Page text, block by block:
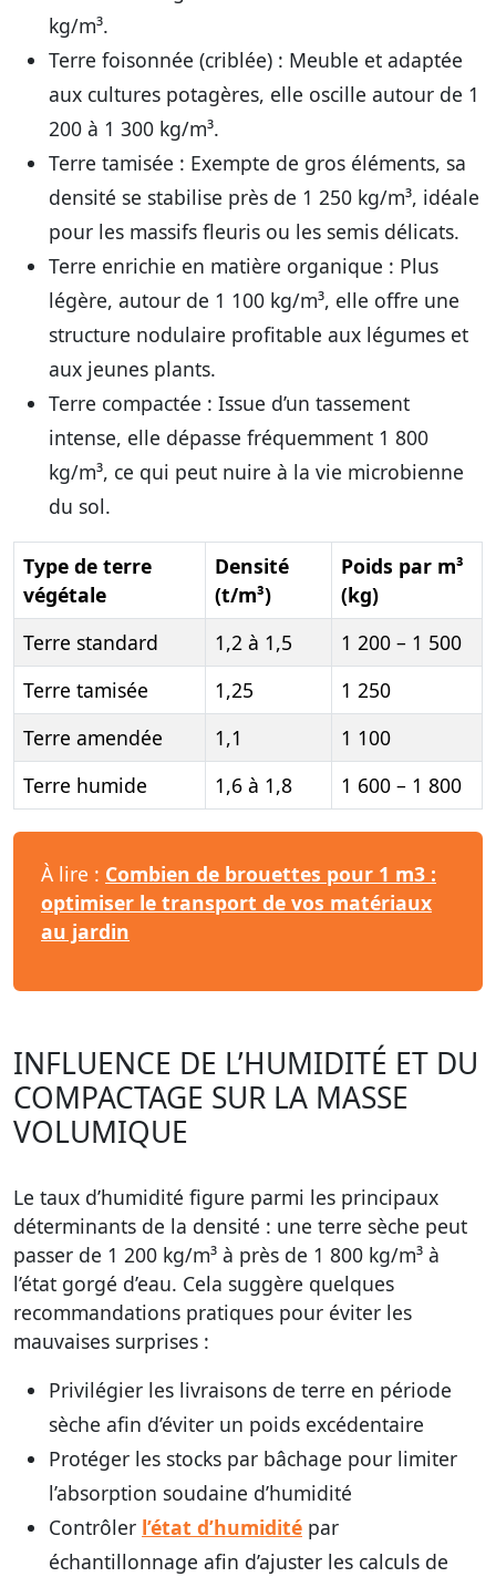
kg/m³.
Terre foisonnée (criblée) : Meuble et adaptée
aux cultures potagères, elle oscille autour de 1
200 à 1 300 kg/m³.
Terre tamisée : Exempte de gros éléments, sa
densité se stabilise près de 1 250 kg/m³, idéale
pour les massifs fleuris ou les semis délicats.
Terre enrichie en matière organique : Plus
légère, autour de 1 100 kg/m³, elle offre une
structure nodulaire profitable aux légumes et
aux jeunes plants.
Terre compactée : Issue d’un tassement
intense, elle dépasse fréquemment 1 800
kg/m³, ce qui peut nuire à la vie microbienne
du sol.
Type de terre
végétale
Densité
(t/m³)
Poids par m³
(kg)
Terre standard
1,2 à 1,5
1 200 – 1 500
Terre tamisée
1,25
1 250
Terre amendée
1,1
1 100
Terre humide
1,6 à 1,8 1 600 – 1 800
À lire : Combien de brouettes pour 1 m3 :
optimiser le transport de vos matériaux
au jardin
INFLUENCE DE L’HUMIDITÉ ET DU
COMPACTAGE SUR LA MASSE
VOLUMIQUE
Le taux d’humidité figure parmi les principaux
déterminants de la densité : une terre sèche peut
passer de 1 200 kg/m³ à près de 1 800 kg/m³ à
l’état gorgé d’eau. Cela suggère quelques
recommandations pratiques pour éviter les
mauvaises surprises :
Privilégier les livraisons de terre en période
sèche afin d’éviter un poids excédentaire
Protéger les stocks par bâchage pour limiter
l’absorption soudaine d’humidité
Contrôler l’état d’humidité par
échantillonnage afin d’ajuster les calculs de